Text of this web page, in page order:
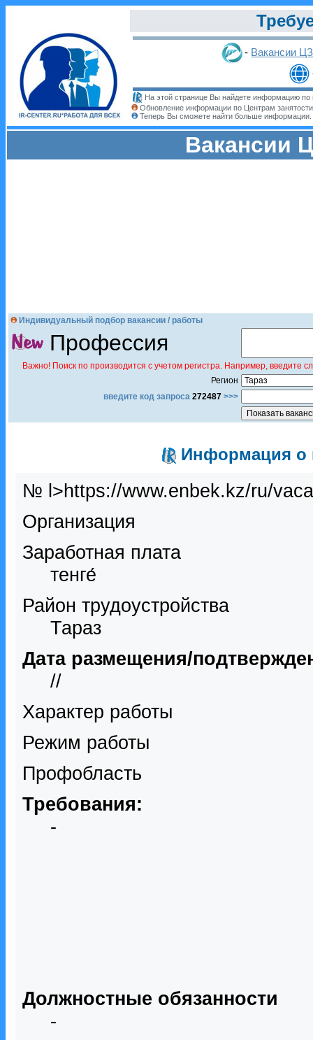
- Вакансии
На этой странице Вы найдете информацию по
Обновление информации по Центрам
Теперь Вы сможете найти больше информации.
Вакансии
Индивидуальный подбор вакансии / работы
Профессия
Важно! Поиск по производится с учетом регистра. Например,
Регион
введите код запроса 272487 >>>
Информация о
№ l>https://www.enbek.kz/ru/
Организация
Заработная плата
тенге́
Район трудоустройства
Тараз
Дата размещения/
//
Характер работы
Режим работы
Профобласть
Требования:
-
Должностные обязанности
-